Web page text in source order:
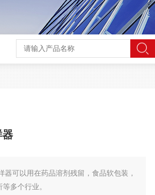
器
可以用在药品溶剂残留，食品软包装，
多个行业。